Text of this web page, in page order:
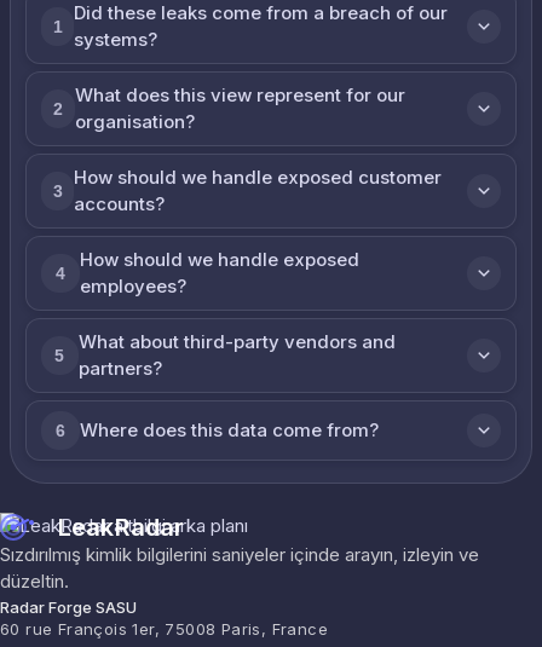
1
Did these leaks come from a breach of our
systems?
2
What does this view represent for our
organisation?
3
How should we handle exposed customer
accounts?
4
How should we handle exposed
employees?
5
What about third-party vendors and
partners?
6 Where does this data come from?
LeakRadar
Sızdırılmış kimlik bilgilerini saniyeler içinde arayın, izleyin ve
düzeltin.
Radar Forge SASU
60 rue François 1er, 75008 Paris, France